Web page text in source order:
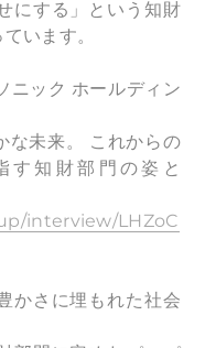
にする」という知財
います。
ック ホールディン
な未来。 これからの
す知財部門の姿と
interview/LHZoC
かさに埋もれた社会